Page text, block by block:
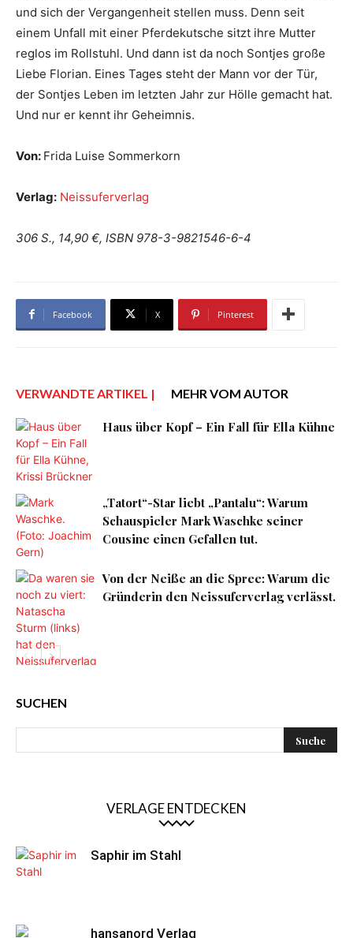
und sich der Vergangenheit stellen muss. Denn seit
einem Unfall mit einer Pferdekutsche sitzt ihre Mutter
reglos im Rollstuhl. Und dann ist da noch Sontjes große
Liebe Florian. Eines Tages steht der Mann vor der Tür,
der Sontjes Leben im letzten Jahr zur Hölle gemacht hat.
Und nur er kennt ihr Geheimnis.
Von: Frida Luise Sommerkorn
Verlag: Neissuferverlag
306 S., 14,90 €, ISBN 978-3-9821546-6-4
Facebook X Pinterest
VERWANDTE ARTIKEL | MEHR VOM AUTOR
Haus über Kopf – Ein Fall für Ella Kühne
„Tatort“-Star liebt „Pantalu“: Warum
Schauspieler Mark Waschke seiner
Cousine einen Gefallen tut.
Von der Neiße an die Spree: Warum die
Gründerin den Neissuferverlag verlässt.
SUCHEN
VERLAGE ENTDECKEN
Saphir im Stahl
hansanord Verlag